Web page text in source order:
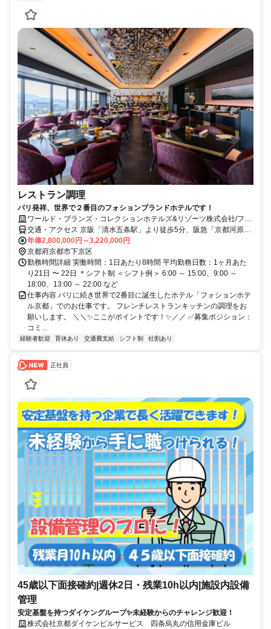
レストラン調理
パリ発祥、世界で２番目のフォションブランドホテルです！
ワールド・ブランズ・コレクションホテルズ&リゾーツ株式会社/フォ
ションホテル京都
交通・アクセス 京阪「清水五条駅」より徒歩5分、阪急「京都河原町
駅」より徒歩8分
年俸2,800,000円～3,220,000円
京都府京都市下京区
勤務時間詳細 実働時間：1日あたり8時間 平均勤務日数：1ヶ月あた
り21日 〜 22日 ＊シフト制 ＜シフト例＞ 6:00 ～ 15:00、9:00 ～
18:00、13:00 ～ 22:00 など
仕事内容 パリに続き世界で2番目に誕生したホテル「フォションホテ
ル京都」でのお仕事です。 フレンチレストランキッチンの調理をお
願いします。 ＼＼✨ここがポイントです！✨／／ ✅募集ポジション：
コミ...
経験者歓迎 育休あり 交通費支給 シフト制 社割あり
正社員
45歳以下面接確約|週休2日・残業10h以内|施設内設備
管理
安定基盤を持つダイケングループ✨未経験からのチャレンジ歓迎！
株式会社京都ダイケンビルサービス 四条烏丸の信用金庫ビル